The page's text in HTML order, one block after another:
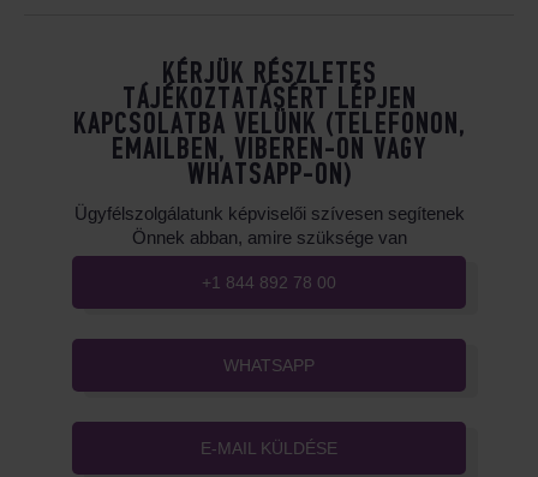
KÉRJÜK RÉSZLETES
TÁJÉKOZTATÁSÉRT LÉPJEN
KAPCSOLATBA VELÜNK (TELEFONON,
EMAILBEN, VIBEREN-ON VAGY
WHATSAPP-ON)
Ügyfélszolgálatunk képviselői szívesen segítenek
Önnek abban, amire szüksége van
+1 844 892 78 00
WHATSAPP
E-MAIL KÜLDÉSE